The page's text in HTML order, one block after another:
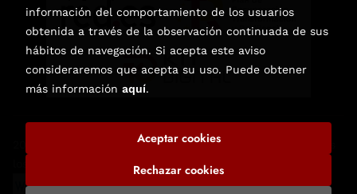
Librería de Libros Nuevos y Usados en Elche
los Derechos Reservados |
Trevenque Group
información del comportamiento de los usuarios
obtenida a través de la observación continuada de sus
hábitos de navegación. Si acepta este aviso
consideraremos que acepta su uso. Puede obtener
más información aquí.
Rechazar cookies
Aceptar cookies